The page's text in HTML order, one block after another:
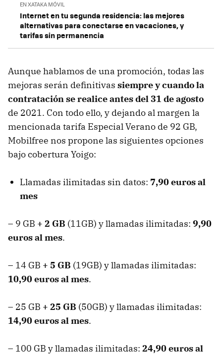
EN XATAKA MÓVIL
Internet en tu segunda residencia: las mejores
alternativas para conectarse en vacaciones, y
tarifas sin permanencia
Aunque hablamos de una promoción, todas las
mejoras serán definitivas siempre y cuando la
contratación se realice antes del 31 de agosto
de 2021. Con todo ello, y dejando al margen la
mencionada tarifa Especial Verano de 92 GB,
Mobilfree nos propone las siguientes opciones
bajo cobertura Yoigo:
Llamadas ilimitadas sin datos: 7,90 euros al
mes
– 9 GB + 2 GB (11GB) y llamadas ilimitadas: 9,90
euros al mes.
– 14 GB + 5 GB (19GB) y llamadas ilimitadas:
10,90 euros al mes.
– 25 GB + 25 GB (50GB) y llamadas ilimitadas:
14,90 euros al mes.
– 100 GB y llamadas ilimitadas: 24,90 euros al